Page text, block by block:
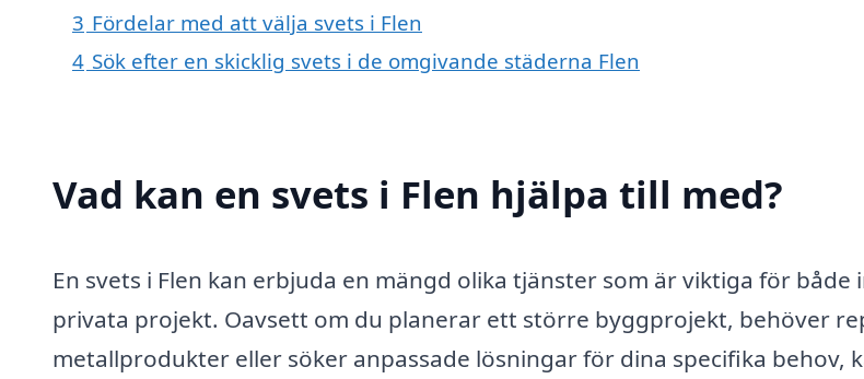
3 Fördelar med att välja svets i Flen
4 Sök efter en skicklig svets i de omgivande städerna Flen
Vad kan en svets i Flen hjälpa till med?
En svets i Flen kan erbjuda en mängd olika tjänster som är viktiga för både
privata projekt. Oavsett om du planerar ett större byggprojekt, behöver
metallprodukter eller söker anpassade lösningar för dina specifika behov,